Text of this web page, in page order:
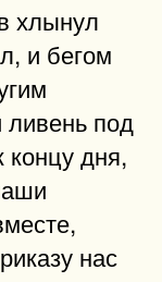
хлынул
и бегом
под
дня,
нас